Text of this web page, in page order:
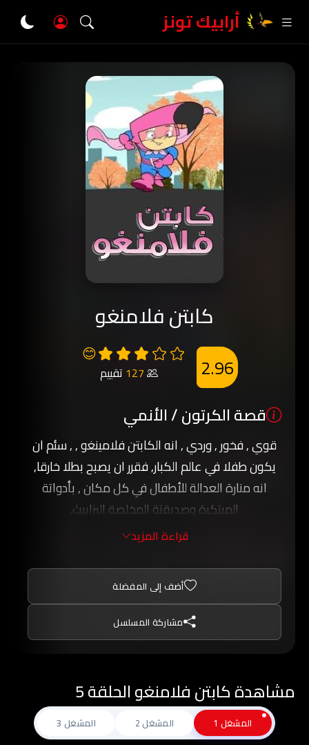
أرابيك تونز
كابتن فلامنغو
😊
127 تقييم 2.96
قصة الكرتون / الأنمي
قوي , فخور , وردي , انه الكابتن فلامينغو , , سئم ان
يكون طفلا في عالم الكبار, فقرر ان يصبح بطلا خارقا,
انه منارة العدالة للأطفال في كل مكان , بأدواتة
المبتكرة وصديقتة المخلصة اليزابيث.
راقبوا الوردي والملون كابتن فلامنغو برؤية الطائر
المسلسل الجميل والرائع الكابتن فلامنغو.
قراءة المزيد
أضف إلى المفضلة
مشاركة المسلسل
مشاهدة كابتن فلامنغو الحلقة 5
المشغل 1 المشغل 2 المشغل 3